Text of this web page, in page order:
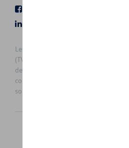
Les prix affichés sur le présent site
(TVAc), hors éventuels frais de
de vente actuel et les éventuels frais
contacter votre concessionnaire/
sont sujets à des changements sans